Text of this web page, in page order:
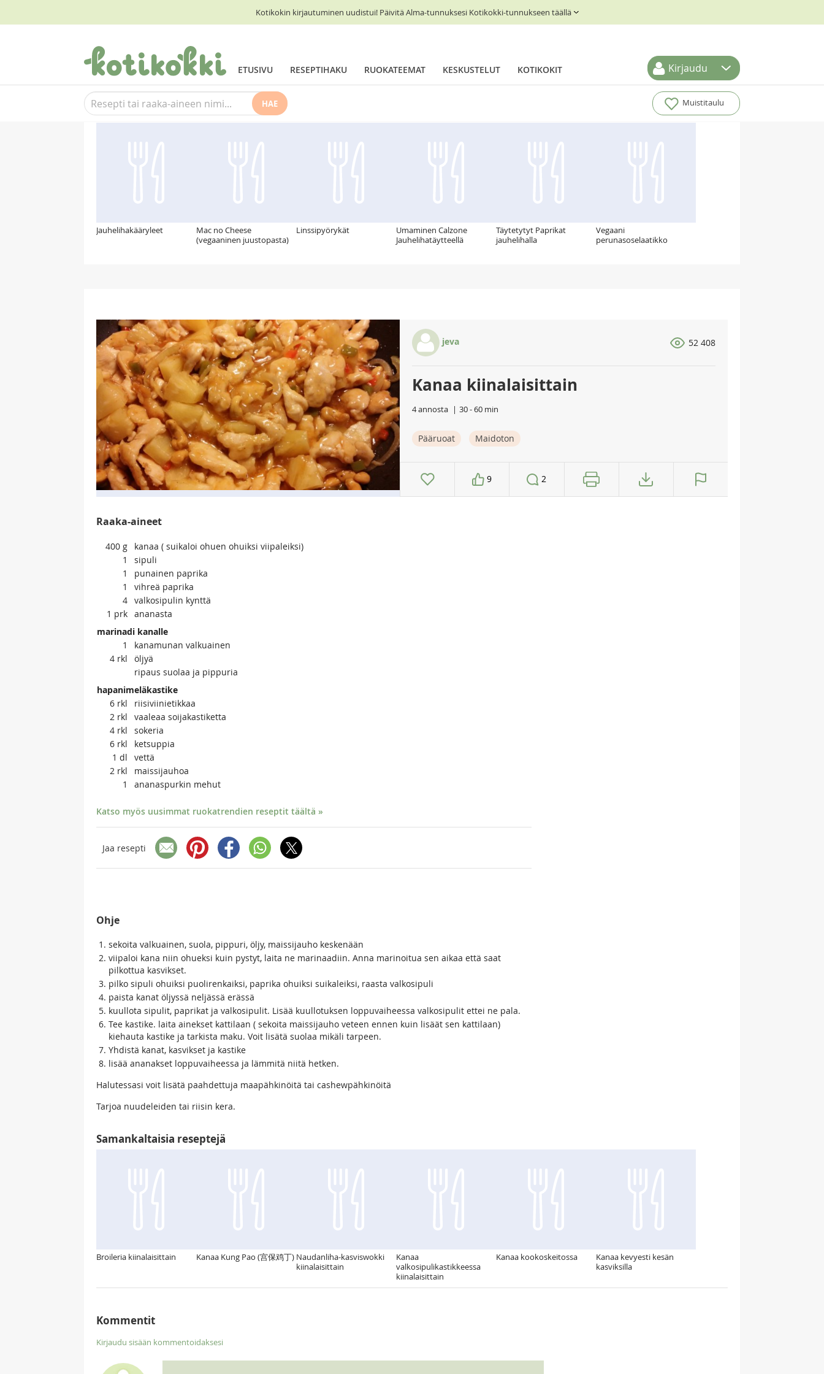
Kotikokin kirjautuminen uudistui! Päivitä Alma-tunnuksesi Kotikokki-tunnukseen täällä
ETUSIVU RESEPTIHAKU RUOKATEEMAT KESKUSTELUT KOTIKOKIT Kirjaudu
HAE Muistitaulu
Suosittelemme myös
Jauhelihakääryleet
Mac no Cheese
(vegaaninen juustopasta)
Linssipyörykät
Umaminen Calzone
Jauhelihatäytteellä
Täytetytyt Paprikat
jauhelihalla
Vegaani
perunasoselaatikko
jeva 52 408
Kanaa kiinalaisittain
4 annosta 30 - 60 min
Pääruoat Maidoton
9 2
Raaka-aineet
400 g
kanaa ( suikaloi ohuen ohuiksi viipaleiksi)
1
sipuli
1
punainen paprika
1
vihreä paprika
4 valkosipulin kynttä
1 prk ananasta
marinadi kanalle
1
kanamunan valkuainen
4 rkl
öljyä
ripaus suolaa ja pippuria
hapanimeläkastike
6 rkl
riisiviinietikkaa
2 rkl
vaaleaa soijakastiketta
4 rkl
sokeria
6 rkl
ketsuppia
1 dl
vettä
2 rkl
maissijauhoa
1
ananaspurkin mehut
Katso myös uusimmat ruokatrendien reseptit täältä »
Jaa resepti
Ohje
sekoita valkuainen, suola, pippuri, öljy, maissijauho keskenään
viipaloi kana niin ohueksi kuin pystyt, laita ne marinaadiin. Anna marinoitua sen aikaa että saat
pilkottua kasvikset.
pilko sipuli ohuiksi puolirenkaiksi, paprika ohuiksi suikaleiksi, raasta valkosipuli
paista kanat öljyssä neljässä erässä
kuullota sipulit, paprikat ja valkosipulit. Lisää kuullotuksen loppuvaiheessa valkosipulit ettei ne pala.
Tee kastike. laita ainekset kattilaan ( sekoita maissijauho veteen ennen kuin lisäät sen kattilaan)
kiehauta kastike ja tarkista maku. Voit lisätä suolaa mikäli tarpeen.
Yhdistä kanat, kasvikset ja kastike
lisää ananakset loppuvaiheessa ja lämmitä niitä hetken.
Halutessasi voit lisätä paahdettuja maapähkinöitä tai cashewpähkinöitä
Tarjoa nuudeleiden tai riisin kera.
Samankaltaisia reseptejä
Broileria kiinalaisittain Kanaa Kung Pao (宫保鸡丁) Naudanliha-kasviswokki
kiinalaisittain
Kanaa
valkosipulikastikkeessa
kiinalaisittain
Kanaa kookoskeitossa
Kanaa kevyesti kesän
kasviksilla
Kommentit
Kirjaudu sisään kommentoidaksesi